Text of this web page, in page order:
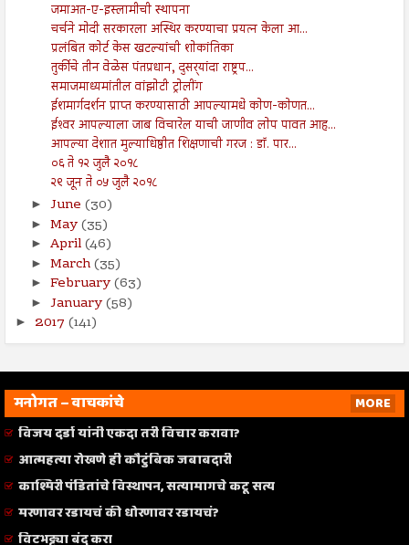
जमाअत-ए-इस्लामीची स्थापना
चर्चने मोदी सरकारला अस्थिर करण्याचा प्रयत्न केला आ...
प्रलंबित कोर्ट केस खटल्यांची शोकांतिका
तुर्कीचे तीन वेळेस पंतप्रधान, दुसर्‍यांदा राष्ट्रप...
समाजमाध्यमांतील वांझोटी ट्रोलींग
ईशमार्गदर्शन प्राप्त करण्यासाठी आपल्यामधे कोण-कोणत...
ईश्‍वर आपल्याला जाब विचारेल याची जाणीव लोप पावत आह...
आपल्या देशात मुल्याधिष्ठीत शिक्षणाची गरज : डॉ. पार...
०६ ते १२ जुलै २०१८
२९ जून ते ०५ जुलै २०१८
► June (30)
► May(35)
► April(46)
► March(35)
► February(63)
► January(58)
► 2017 (141)
मनोगत – वाचकांचे
MORE
विजय दर्डा यांनी एकदा तरी विचार करावा?
आत्महत्या रोखणे ही कौटुंबिक जबाबदारी
काश्मिरी पंडितांचे विस्थापन, सत्यामागचे कटू सत्य
मरणावर रडायचं की धोरणावर रडायचं?
विटभट्ट्या बंद करा